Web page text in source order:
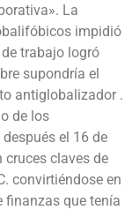
La
impidió
trabajo logró
supondría el
antiglobalizador .
de los
el 16 de
claves de
convirtiéndose en
finanzas que tenía